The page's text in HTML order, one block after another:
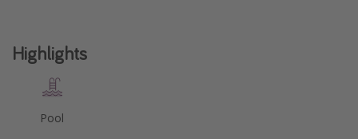
Highlights
Pool